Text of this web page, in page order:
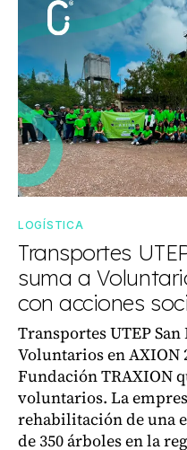
LOGÍSTICA
Transportes
suma a
con acciones
Transportes UTEP
Voluntarios en AXION
Fundación TRAXION
voluntarios. La
rehabilitación de una
de 350 árboles en la